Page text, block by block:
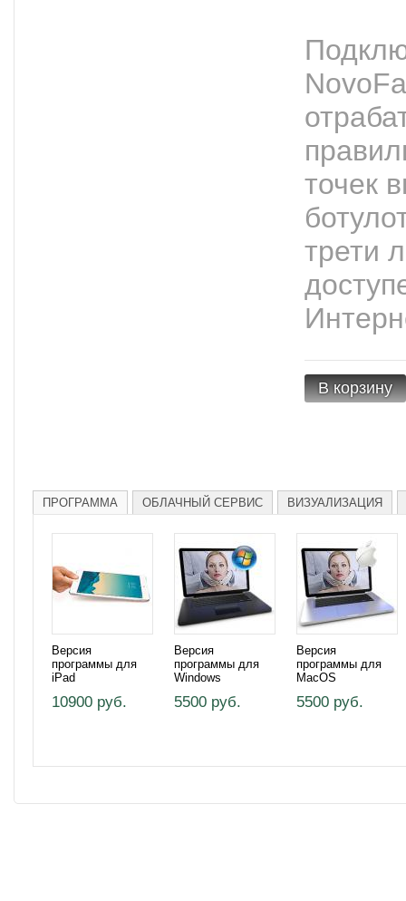
точек
трети
В корзину
ПРОГРАММА ОБЛАЧНЫЙ СЕРВИС ВИЗУАЛИЗАЦИЯ
Версия
программы для
iPad
10900 руб.
Версия
программы для
Windows
5500 руб.
Версия
программы для
MacOS
5500 руб.